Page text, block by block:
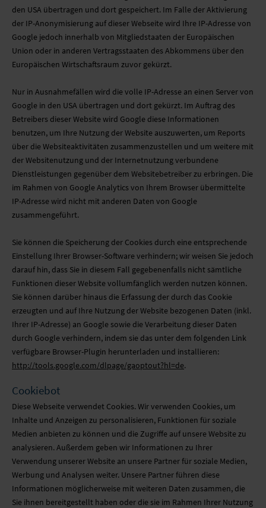
den USA übertragen und dort gespeichert. Im Falle der Aktivierung
der IP-Anonymisierung auf dieser Webseite wird Ihre IP-Adresse von
Google jedoch innerhalb von Mitgliedstaaten der Europäischen
Union oder in anderen Vertragsstaaten des Abkommens über den
Europäischen Wirtschaftsraum zuvor gekürzt.
Nur in Ausnahmefällen wird die volle IP-Adresse an einen Server von
Google in den USA übertragen und dort gekürzt. Im Auftrag des
Betreibers dieser Website wird Google diese Informationen
benutzen, um Ihre Nutzung der Website auszuwerten, um Reports
über die Websiteaktivitäten zusammenzustellen und um weitere mit
der Websitenutzung und der Internetnutzung verbundene
Dienstleistungen gegenüber dem Websitebetreiber zu erbringen. Die
im Rahmen von Google Analytics von Ihrem Browser übermittelte
IP-Adresse wird nicht mit anderen Daten von Google
zusammengeführt.
Sie können die Speicherung der Cookies durch eine entsprechende
Einstellung Ihrer Browser-Software verhindern; wir weisen Sie jedoch
darauf hin, dass Sie in diesem Fall gegebenenfalls nicht sämtliche
Funktionen dieser Website vollumfänglich werden nutzen können.
Sie können darüber hinaus die Erfassung der durch das Cookie
erzeugten und auf Ihre Nutzung der Website bezogenen Daten (inkl.
Ihrer IP-Adresse) an Google sowie die Verarbeitung dieser Daten
durch Google verhindern, indem sie das unter dem folgenden Link
verfügbare Browser-Plugin herunterladen und installieren:
http://tools.google.com/dlpage/gaoptout?hl=de.
Cookiebot
Diese Webseite verwendet Cookies. Wir verwenden Cookies, um
Inhalte und Anzeigen zu personalisieren, Funktionen für soziale
Medien anbieten zu können und die Zugriffe auf unsere Website zu
analysieren. Außerdem geben wir Informationen zu Ihrer
Verwendung unserer Website an unsere Partner für soziale Medien,
Werbung und Analysen weiter. Unsere Partner führen diese
Informationen möglicherweise mit weiteren Daten zusammen, die
Sie ihnen bereitgestellt haben oder die sie im Rahmen Ihrer Nutzung